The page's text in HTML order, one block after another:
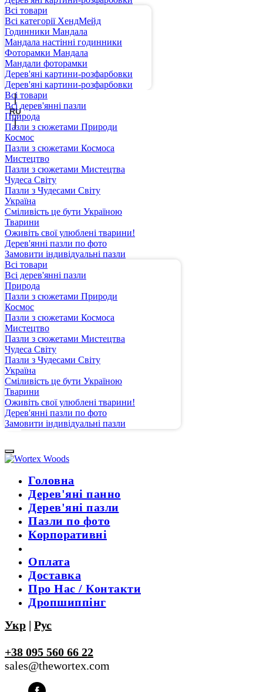
UA
RU
Всі товари
Всі категорії ХендМейд
Годинники Мандала
Мандала настінні годинники
Фоторамки Мандала
Мандали фоторамки
Дерев'яні картини-розфарбовки
Дерев'яні картини-розфарбовки
Всі товари
Всі дерев'янні пазли
Природа
Пазли з сюжетами Природи
Космос
Пазли з сюжетами Космоса
Мистецтво
Пазли з сюжетами Мистецтва
Чудеса Світу
Пазли з Чудесами Світу
Україна
Сміливість це бути Україною
Тварини
Оживіть свої улюблені тварини!
Дерев'янні пазли по фото
Замовити індивідуальні пазли
Всі товари
Всі дерев'янні пазли
Природа
Пазли з сюжетами Природи
Космос
Пазли з сюжетами Космоса
Мистецтво
Пазли з сюжетами Мистецтва
Чудеса Світу
Пазли з Чудесами Світу
Україна
Сміливість це бути Україною
Тварини
Оживіть свої улюблені тварини!
Дерев'янні пазли по фото
Замовити індивідуальні пазли
Головна
Дерев'яні панно
Дерев'яні пазли
Пазли по фото
Корпоративні
Оплата
Доставка
Про Нас / Контакти
Дропшиппінг
Укр | Рус
+38 095 560 66 22
sales@thewortex.com